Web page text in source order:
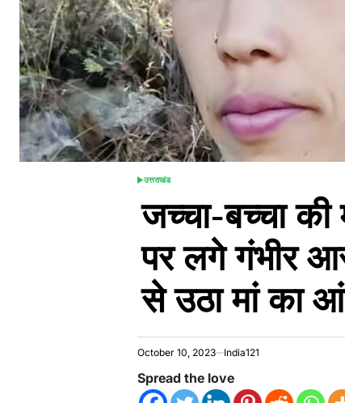
POSTED
उत्तराखंड
जच्चा-बच्चा की
पर लगे गंभीर
से उठा मां का
October 10, 2023 India121
Spread the love